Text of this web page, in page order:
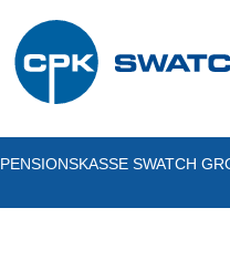
PENSIONSKASSE SWATCH